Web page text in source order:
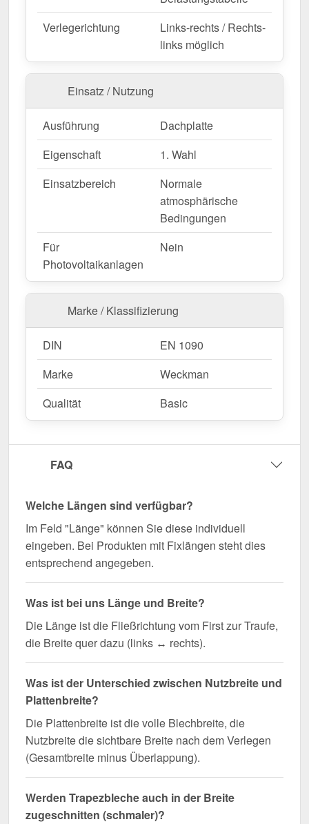
Wegen Sonderanfertigung vom Widerruf ausgeschlossen
Verlegerichtung
Links-rechts / Rechts-
links möglich
Einsatz / Nutzung
Ausführung
Dachplatte
Eigenschaft
1. Wahl
Einsatzbereich
Normale
atmosphärische
Bedingungen
Für
Photovoltaikanlagen
Nein
Marke / Klassifizierung
DIN
EN 1090
Marke
Weckman
Qualität
Basic
FAQ
Welche Längen sind verfügbar?
Im Feld "Länge" können Sie diese individuell
eingeben. Bei Produkten mit Fixlängen steht dies
entsprechend angegeben.
Was ist bei uns Länge und Breite?
Die Länge ist die Fließrichtung vom First zur Traufe,
die Breite quer dazu (links ↔ rechts).
Was ist der Unterschied zwischen Nutzbreite und
Plattenbreite?
Die Plattenbreite ist die volle Blechbreite, die
Nutzbreite die sichtbare Breite nach dem Verlegen
(Gesamtbreite minus Überlappung).
Werden Trapezbleche auch in der Breite
zugeschnitten (schmaler)?